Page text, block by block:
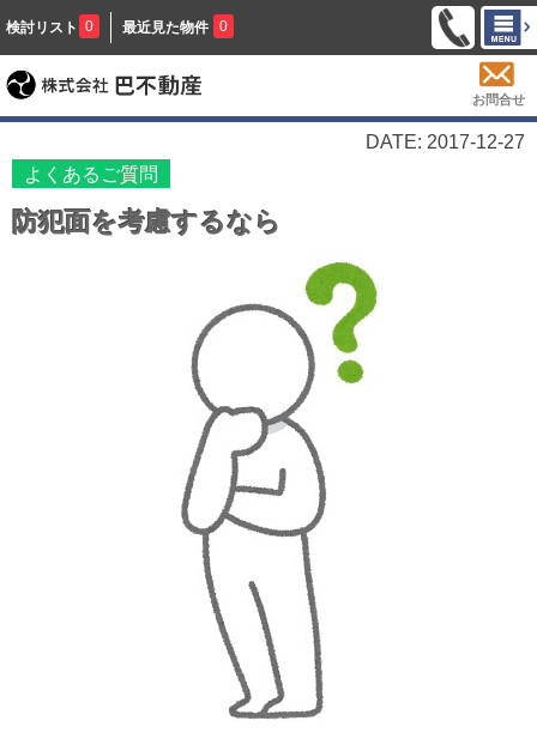
検討リスト 0 最近見た物件 0
お問合せ
DATE: 2017-12-27
よくあるご質問
防犯面を考慮するなら